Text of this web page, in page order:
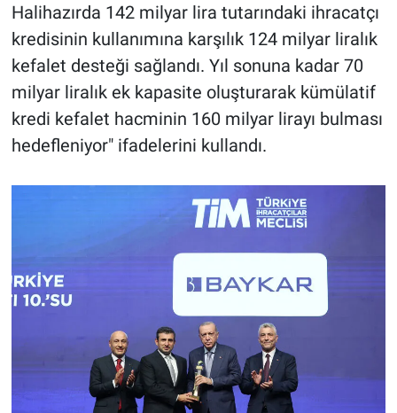
Halihazırda 142 milyar lira tutarındaki ihracatçı
kredisinin kullanımına karşılık 124 milyar liralık
kefalet desteği sağlandı. Yıl sonuna kadar 70
milyar liralık ek kapasite oluşturarak kümülatif
kredi kefalet hacminin 160 milyar lirayı bulması
hedefleniyor" ifadelerini kullandı.